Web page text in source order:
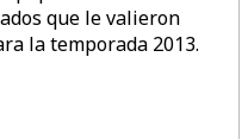
que le valieron
la temporada 2013.